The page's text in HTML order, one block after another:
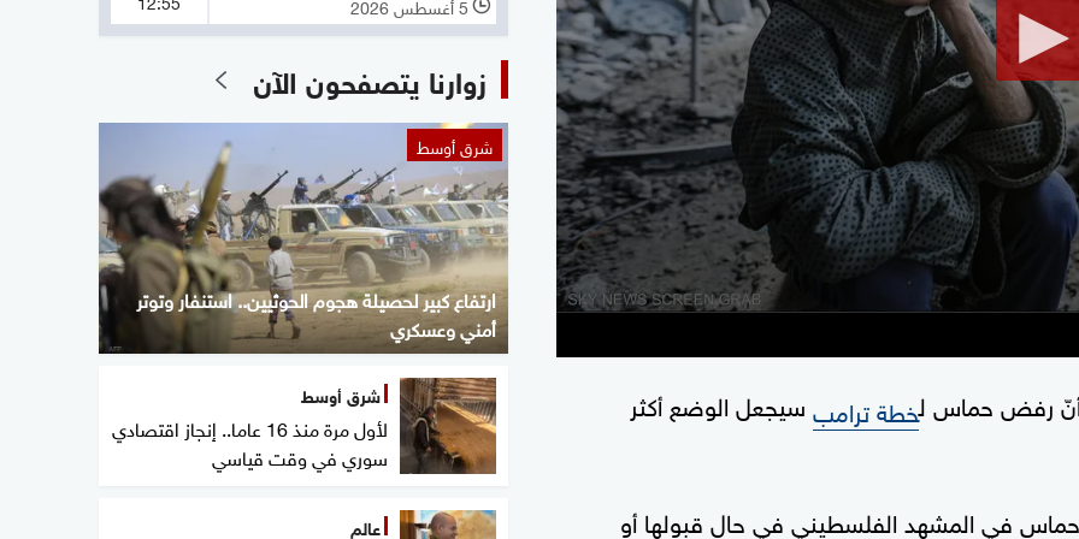
90%
رفض حماس لخطة ترامب سيجعل الوضع أكثر
في المشهد الفلسطيني في حال قبولها أو
l
زوارنا يتصفحون الآن
شرق أوسط
ارتفاع كبير لحصيلة هجوم الحوثيين.. استنفار وتوتر
أمني وعسكري
شرق أوسط
لأول مرة منذ 16 عاما.. إنجاز اقتصادي
سوري في وقت قياسي
عالم